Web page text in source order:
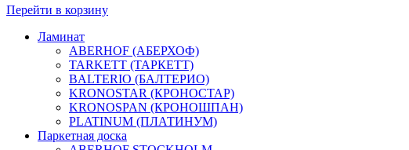
Перейти в корзину
Ламинат
ABERHOF (АБЕРХОФ)
TARKETT (ТАРКЕТТ)
BALTERIO (БАЛТЕРИО)
KRONOSTAR (КРОНОСТАР)
KRONOSPAN (КРОНОШПАН)
PLATINUM (ПЛАТИНУМ)
Паркетная доска